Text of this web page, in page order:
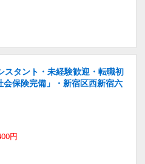
タント・未経験歓迎・転職初
保険完備」・新宿区西新宿六
円